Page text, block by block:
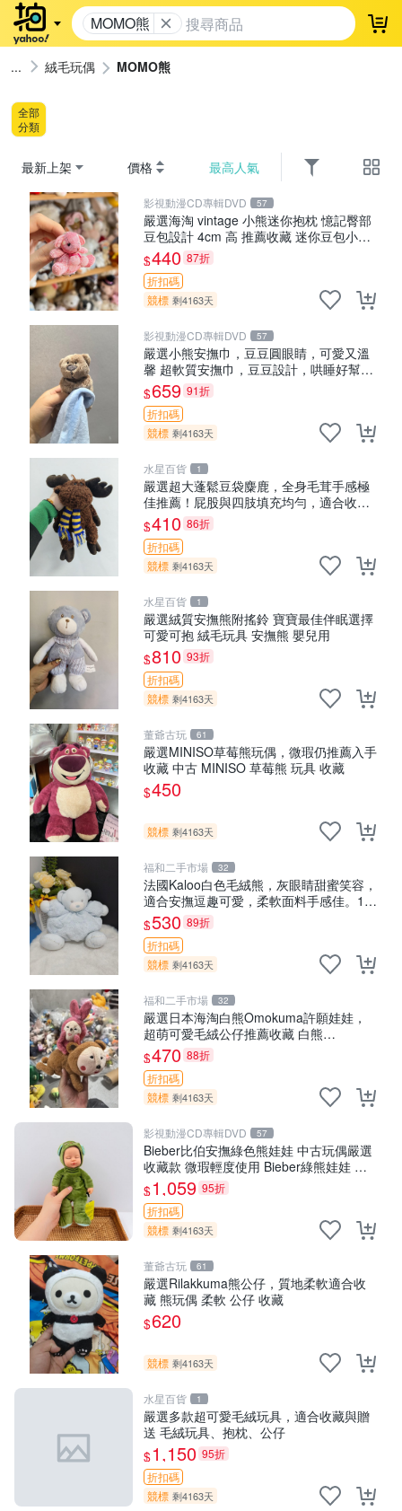
MOMO熊 登
絨毛玩偶 MOMO熊
全部
分類
最新上架 價格 最高人氣
影視動漫CD專輯DVD 57
嚴選海淘 vintage 小熊迷你抱枕 憶記臀部
豆包設計 4cm 高 推薦收藏 迷你豆包小
熊、高臀部、豆袋抱枕
$440 87折
折扣碼
競標 剩4163天
影視動漫CD專輯DVD 57
嚴選小熊安撫巾，豆豆圓眼睛，可愛又溫
馨 超軟質安撫巾，豆豆設計，哄睡好幫手
約克豆豆眼安撫巾 數碼豆豆眼
$659 91折
折扣碼
競標 剩4163天
水星百貨 1
嚴選超大蓬鬆豆袋麋鹿，全身毛茸手感極
佳推薦！屁股與四肢填充均勻，適合收藏
與孩童共賞。 麋鹿 豆袋 毛茸玩具
$410 86折
折扣碼
競標 剩4163天
水星百貨 1
嚴選絨質安撫熊附搖鈴 寶寶最佳伴眠選擇
可愛可抱 絨毛玩具 安撫熊 嬰兒用
$810 93折
折扣碼
競標 剩4163天
董爺古玩 61
嚴選MINISO草莓熊玩偶，微瑕仍推薦入手
收藏 中古 MINISO 草莓熊 玩具 收藏
$450
競標 剩4163天
福和二手市場 32
法國Kaloo白色毛絨熊，灰眼睛甜蜜笑容，
適合安撫逗趣可愛，柔軟面料手感佳。14
白色安撫熊 毛絨玩具 寶寶逗樂具
$530 89折
折扣碼
競標 剩4163天
福和二手市場 32
嚴選日本海淘白熊Omokuma許願娃娃，
超萌可愛毛絨公仔推薦收藏 白熊
Omokuma 毛絨玩具 偽裝娃娃 玩具擺飾
$470 88折
折扣碼
競標 剩4163天
影視動漫CD專輯DVD 57
Bieber比伯安撫綠色熊娃娃 中古玩偶嚴選
收藏款 微瑕輕度使用 Bieber綠熊娃娃 中
古玩偶 微瑕
$1,059 95折
折扣碼
競標 剩4163天
董爺古玩 61
嚴選Rilakkuma熊公仔，質地柔軟適合收
藏 熊玩偶 柔軟 公仔 收藏
$620
競標 剩4163天
水星百貨 1
嚴選多款超可愛毛絨玩具，適合收藏與贈
送 毛絨玩具、抱枕、公仔
$1,150 95折
折扣碼
競標 剩4163天